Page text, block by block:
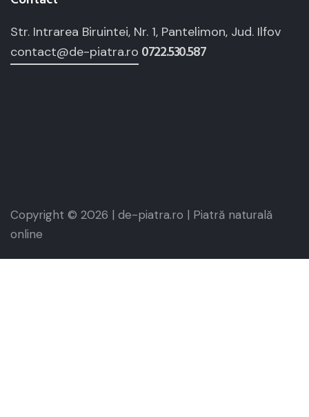
Str. Intrarea Biruintei, Nr. 1, Pantelimon, Jud. Ilfov
contact@de-piatra.ro 0722.530.587
Copyright © 2026 | de-piatra.ro | Piatră naturală
online